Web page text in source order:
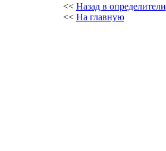
<< Назад в определители
<< На главную